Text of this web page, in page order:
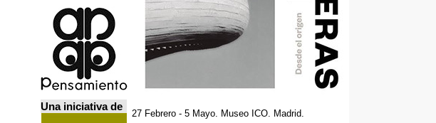
Una iniciativa de
27 Febrero - 5 Mayo. Museo ICO. Madrid.